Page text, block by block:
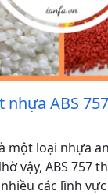
nhựa ABS
một loại nhựa
vậy, ABS 757
các lĩnh vực